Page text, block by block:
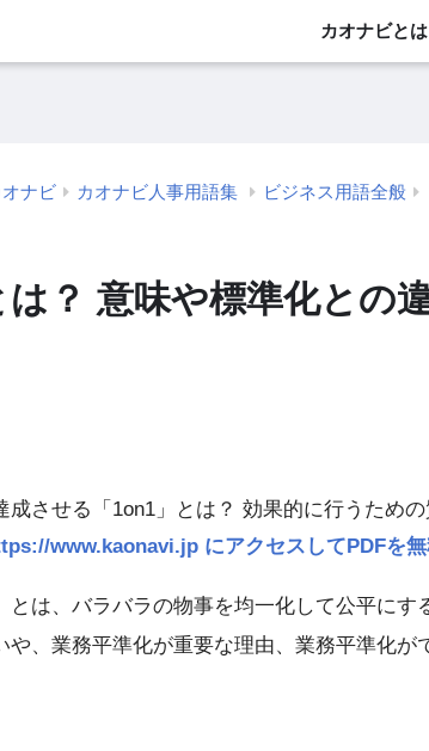
カオナビとは
ナビ カオナビ人事用語集 ビジネス用語全般
？ 意味や標準化との
成させる「1on1」とは？ 効果的に行うため
www.kaonavi.jp にアクセスしてPDFを
とは、バラバラの物事を均一化して公平にす
や、業務平準化が重要な理由、業務平準化が